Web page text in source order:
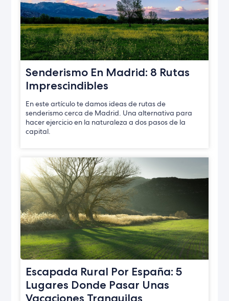
Senderismo En Madrid: 8 Rutas
Imprescindibles
En este artículo te damos ideas de rutas de
senderismo cerca de Madrid. Una alternativa para
hacer ejercicio en la naturaleza a dos pasos de la
capital.
Escapada Rural Por España: 5
Lugares Donde Pasar Unas
Vacaciones Tranquilas